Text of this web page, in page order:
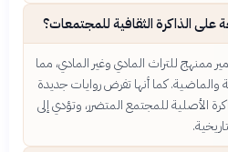
على الذاكرة الثقافية للمجتمعات؟
ممنهج للتراث المادي وغير المادي، مما
والماضية. كما أنها تفرض روايات جديدة
الأصلية للمجتمع المتضرر، وتؤدي إلى